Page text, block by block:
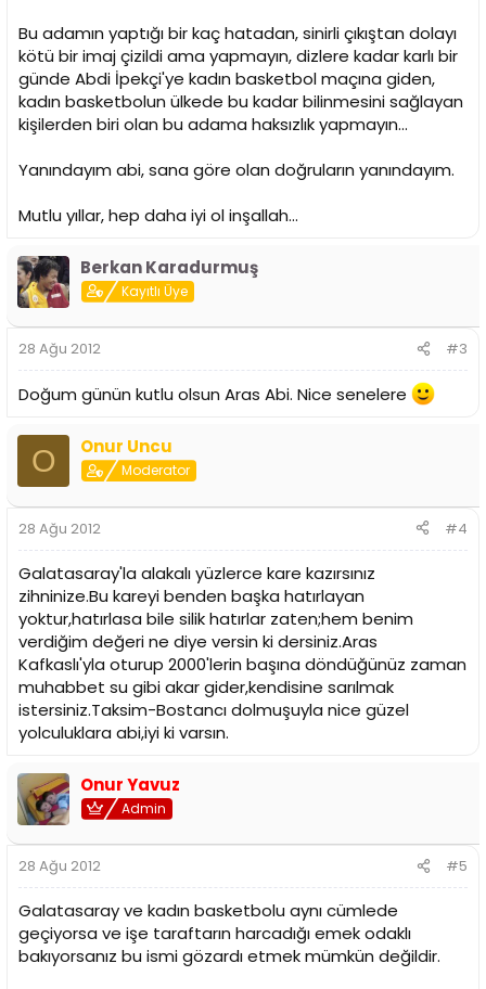
Bu adamın yaptığı bir kaç hatadan, sinirli çıkıştan dolayı
kötü bir imaj çizildi ama yapmayın, dizlere kadar karlı bir
günde Abdi İpekçi'ye kadın basketbol maçına giden,
kadın basketbolun ülkede bu kadar bilinmesini sağlayan
kişilerden biri olan bu adama haksızlık yapmayın...
Yanındayım abi, sana göre olan doğruların yanındayım.
Mutlu yıllar, hep daha iyi ol inşallah...
Berkan Karadurmuş
Kayıtlı Üye
28 Ağu 2012 #3
Doğum günün kutlu olsun Aras Abi. Nice senelere
O Onur Uncu
Moderator
28 Ağu 2012 #4
Galatasaray'la alakalı yüzlerce kare kazırsınız
zihninize.Bu kareyi benden başka hatırlayan
yoktur,hatırlasa bile silik hatırlar zaten;hem benim
verdiğim değeri ne diye versin ki dersiniz.Aras
Kafkaslı'yla oturup 2000'lerin başına döndüğünüz zaman
muhabbet su gibi akar gider,kendisine sarılmak
istersiniz.Taksim-Bostancı dolmuşuyla nice güzel
yolculuklara abi,iyi ki varsın.
Onur Yavuz
Admin
28 Ağu 2012 #5
Galatasaray ve kadın basketbolu aynı cümlede
geçiyorsa ve işe taraftarın harcadığı emek odaklı
bakıyorsanız bu ismi gözardı etmek mümkün değildir.